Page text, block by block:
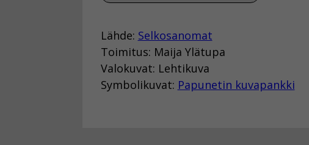
Lähde: Selkosanomat
Toimitus: Maija Ylätupa
Valokuvat: Lehtikuva
Symbolikuvat: Papunetin kuvapankki